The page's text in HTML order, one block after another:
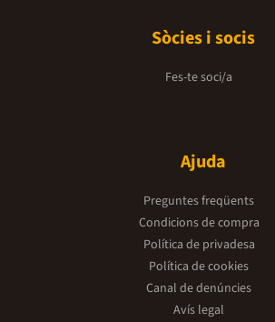
Sòcies i socis
Fes-te soci/a
Ajuda
Preguntes freqüents
Condicions de compra
Política de privadesa
Política de cookies
Canal de denúncies
Avís legal